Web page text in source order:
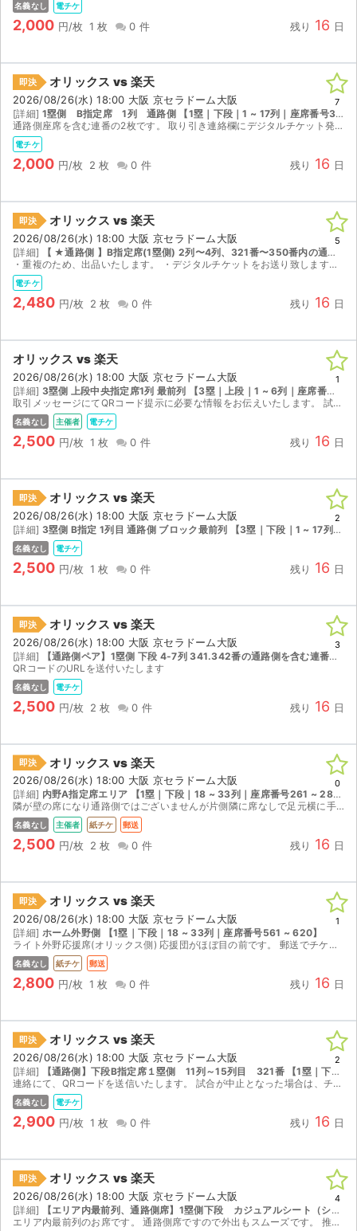
名義なし 電チケ
2,000 円/枚 1 枚 0 件 残り 16 日
即決 オリックス vs 楽天
2026/08/26(水) 18:00 大阪 京セラドーム大阪
[詳細] 1塁側 B指定席 1列 通路側 【1塁｜下段｜1 ~ 17列｜座席番号381 ~ 400】
通路側座席を含む連番の2枚です。 取り引き連絡欄にデジタルチケット発行用URLを送ります。公演中止の場合は各種手数料を引いた金額を返金します。
電チケ
2,000 円/枚 2 枚 0 件 残り 16 日
7
即決 オリックス vs 楽天
2026/08/26(水) 18:00 大阪 京セラドーム大阪
[詳細]
【 ★通路側 】B指定席(1塁側) 2列〜4列、321番〜350番内の通路側からの2連番。
・重複のため、出品いたします。 ・デジタルチケットをお送り致します。 ・公演開催となれば、いかなる状況であっても当方からの返金等は一切ございません。 ・不測の事態により、公演自体が開催され...
電チケ
2,480 円/枚 2 枚 0 件 残り 16 日
5
オリックス vs 楽天
2026/08/26(水) 18:00 大阪 京セラドーム大阪
[詳細] 3塁側 上段中央指定席1列 最前列 【3塁｜上段｜1 ~ 6列｜座席番号1 ~ 20】
取引メッセージにてQRコード提示に必要な情報をお伝えいたします。 試合中止の場合のみ、手数料を差し引いた金額を返金いたします。試合中止以外はいかなる場合も返金できかねます。必ず受取通知をお願い...
名義なし 主催者 電チケ
2,500 円/枚 1 枚 0 件 残り 16 日
1
即決 オリックス vs 楽天
2026/08/26(水) 18:00 大阪 京セラドーム大阪
[詳細] 3塁側 B指定 1列目 通路側 ブロック最前列 【3塁｜下段｜1 ~ 17列｜座席番号381 ~ 400】
名義なし 電チケ
2,500 円/枚 1 枚 0 件 残り 16 日
2
即決 オリックス vs 楽天
2026/08/26(水) 18:00 大阪 京セラドーム大阪
[詳細]
【通路側ペア】1塁側 下段 4-7列 341.342番の通路側を含む連番です 【1塁｜下段｜1 ~ 17列｜座席番号341 ~ 360】
QRコードのURLを送付いたします
名義なし 電チケ
2,500 円/枚 2 枚 0 件 残り 16 日
3
即決 オリックス vs 楽天
2026/08/26(水) 18:00 大阪 京セラドーム大阪
[詳細] 内野A指定席エリア 【1塁｜下段｜18 ~ 33列｜座席番号261 ~ 280】
隣が壁の席になり通路側ではございませんが片側隣に席なしで足元横に手荷物を置くスペースあります。 日本郵政クリックポスト発送
名義なし 主催者 紙チケ 郵送
2,500 円/枚 2 枚 0 件 残り 16 日
0
即決 オリックス vs 楽天
2026/08/26(水) 18:00 大阪 京セラドーム大阪
[詳細] ホーム外野側 【1塁｜下段｜18 ~ 33列｜座席番号561 ~ 620】
ライト外野応援席(オリックス側) 応援団がほぼ目の前です。 郵送でチケットをお送り致します。 取引確定後のキャンセルはお受けできません。 迅速で丁寧な対応を心がけておりますので、よろしくお願...
名義なし 紙チケ 郵送
2,800 円/枚 1 枚 0 件 残り 16 日
1
即決 オリックス vs 楽天
2026/08/26(水) 18:00 大阪 京セラドーム大阪
[詳細]
【通路側】下段B指定席１塁側 11列～15列目 321番 【1塁｜下段｜1 ~ 17列｜座席番号321 ~ 340】
連絡にて、QRコードを送信いたします。 試合が中止となった場合は、チケジャム上での取引キャンセルにより返金いたします。 受取連絡は、試合が開催された場合のみお願いいたします。 迅速で丁寧な...
名義なし 電チケ
2,900 円/枚 1 枚 0 件 残り 16 日
2
即決 オリックス vs 楽天
2026/08/26(水) 18:00 大阪 京セラドーム大阪
[詳細]
【エリア内最前列、通路側席】1塁側下段 カジュアルシート（シーズンシート•A指定相当〕席番221番〜250番 通路側２連番
エリア内最前列のお席です。 通路側席ですので外出もスムーズです。 推しの選手のタオルを掲げた応援に最適です。 内野手の守備のスピード感を味わっていただけます。 バラ売りは、しかねます。チケッ...
4